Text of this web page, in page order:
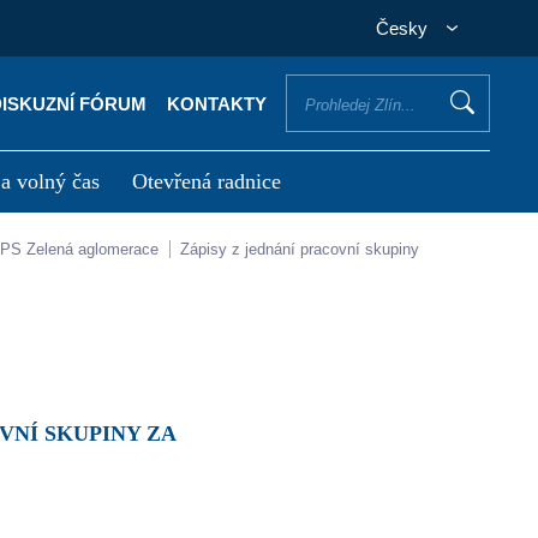
Česky
FÓRUM KONTAKTY
volný čas Otevřená radnice
vyřídit Potřebuji zaplatit
PS Zelená aglomerace
Zápisy z jednání pracovní skupiny
SKUPINY ZA